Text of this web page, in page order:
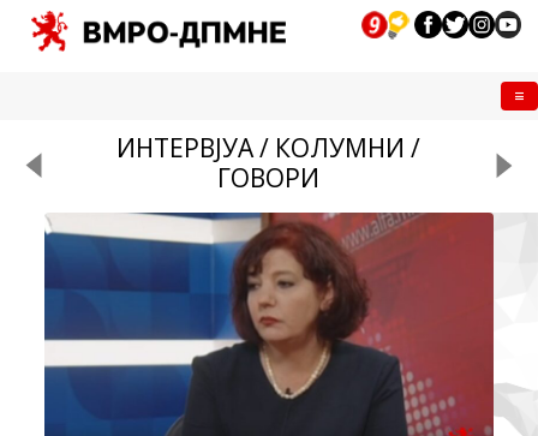
ИНТЕРВЈУА / КОЛУМНИ /
ГОВОРИ